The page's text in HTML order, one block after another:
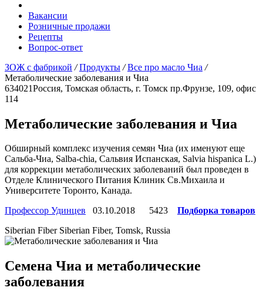
Вакансии
Розничные продажи
Рецепты
Вопрос-ответ
ЗОЖ с фабрикой / Продукты / Все про масло Чиа /
Метаболические заболевания и Чиа
634021Россия, Томская область, г. Томск пр.Фрунзе, 109, офис
114
Метаболические заболевания и Чиа
Обширный комплекс изучения семян Чиа (их именуют еще
Сальба-Чиа, Salba-chia, Сальвия Испанская, Salvia hispanica L.)
для коррекции метаболических заболеваний был проведен в
Отделе Клинического Питания Клиник Св.Михаила и
Университете Торонто, Канада.
Профессор Удинцев
03.10.2018 5423
Подборка товаров
Siberian Fiber Siberian Fiber, Tomsk, Russia
Семена Чиа и метаболические
заболевания